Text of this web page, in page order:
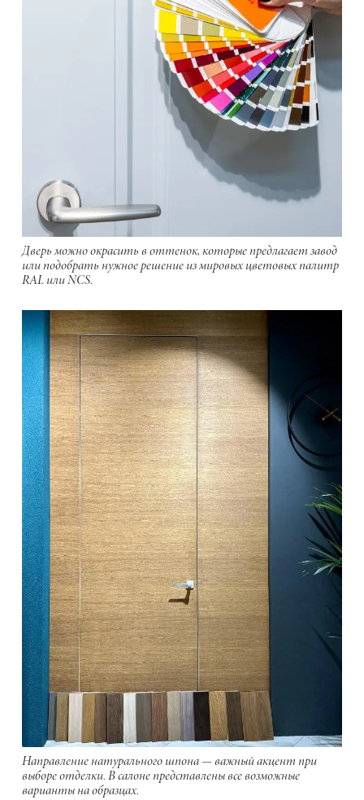
Дверь можно окрасить в оттенок, которые предлагает завод
или подобрать нужное решение из мировых цветовых палитр
RAL или NCS.
Направление натурального шпона — важный акцент при
выборе отделки. В салоне представлены все возможные
варианты на образцах.